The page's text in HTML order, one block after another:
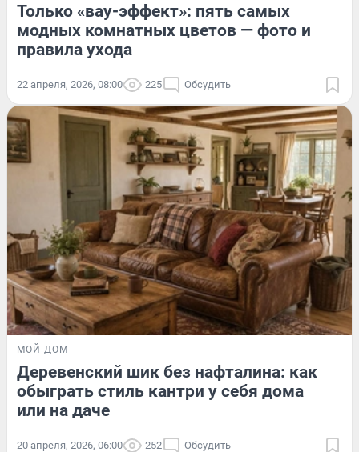
Только «вау-эффект»: пять самых
модных комнатных цветов — фото и
правила ухода
22 апреля, 2026, 08:00 225 Обсудить
МОЙ ДОМ
Деревенский шик без нафталина: как
обыграть стиль кантри у себя дома
или на даче
20 апреля, 2026, 06:00 252 Обсудить